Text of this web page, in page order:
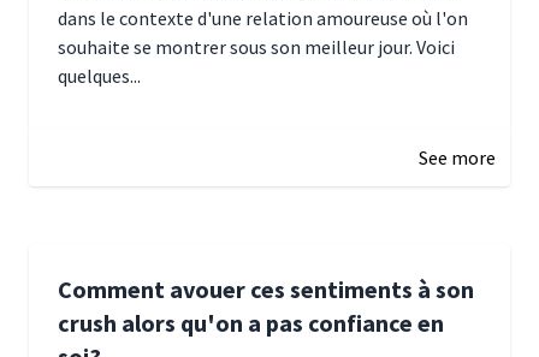
dans le contexte d'une relation amoureuse où l'on
souhaite se montrer sous son meilleur jour. Voici
quelques...
See more
Comment avouer ces sentiments à son
crush alors qu'on a pas confiance en